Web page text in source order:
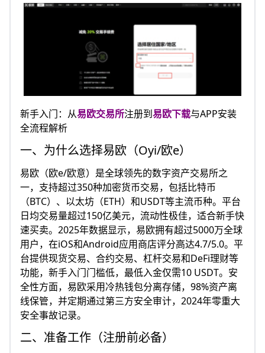
新手入门：从易欧交易所注册到易欧下载与APP安装
全流程解析
一、为什么选择易欧（Oyi/欧e）
易欧（欧e/欧意）是全球领先的数字资产交易所之
一，支持超过350种加密货币交易，包括比特币
（BTC）、以太坊（ETH）和USDT等主流币种。平台
日均交易量超过150亿美元，流动性极佳，适合新手快
速买卖。2025年数据显示，易欧拥有超过5000万全球
用户，在iOS和Android应用商店评分高达4.7/5.0。平
台提供现货交易、合约交易、杠杆交易和DeFi理财等
功能，新手入门门槛低，最低入金仅需10 USDT。安
全性方面，易欧采用冷热钱包分离存储，98%资产离
线保管，并定期通过第三方安全审计，2024年零重大
安全事故记录。
二、准备工作（注册前必备）